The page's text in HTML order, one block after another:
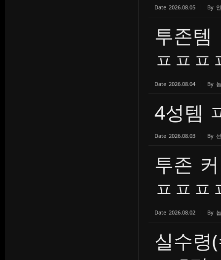
Date 2026.08.05 By
투존
ㅍㅍㅍ
Date 2026.08.04 By
4성템
Date 2026.08.03 By
투존
ㅍㅍㅍ
Date 2026.08.02 By
실수령